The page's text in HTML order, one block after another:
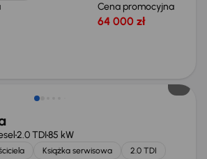
Cena promocyjna
64 000 zł
VAT
2.0 TDI85 kW
Książka serwisowa
2.0 TDI